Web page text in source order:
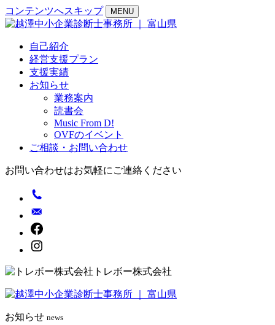
コンテンツへスキップ MENU
自己紹介
経営支援プラン
支援実績
お知らせ
業務案内
読書会
Music From D!
OVFのイベント
ご相談・お問い合わせ
お問い合わせはお気軽にご連絡ください
トレボー株式会社
お知らせ news